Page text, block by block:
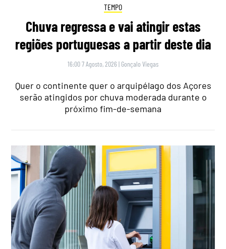
TEMPO
Chuva regressa e vai atingir estas
regiões portuguesas a partir deste dia
16:00 7 Agosto, 2026 | Gonçalo Viegas
Quer o continente quer o arquipélago dos Açores
serão atingidos por chuva moderada durante o
próximo fim-de-semana